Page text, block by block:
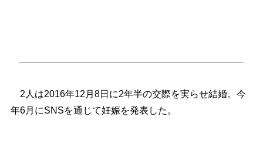
2人は2016年12月8日に2年半の交際を実らせ結婚。今
年6月にSNSを通じて妊娠を発表した。